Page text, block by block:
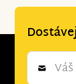
Newsletter